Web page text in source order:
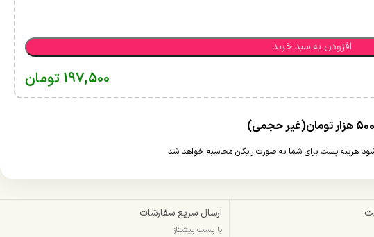
افزودن به سبد خرید
197,500 تومان
ارسال سریع سفارشات
با پست پیشتاز